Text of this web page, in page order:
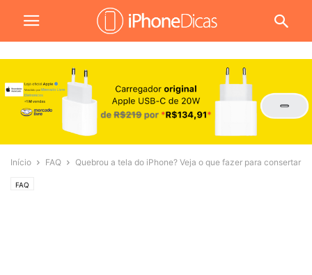
Início FAQ Quebrou a tela do iPhone? Veja o que fazer para consertar
FAQ